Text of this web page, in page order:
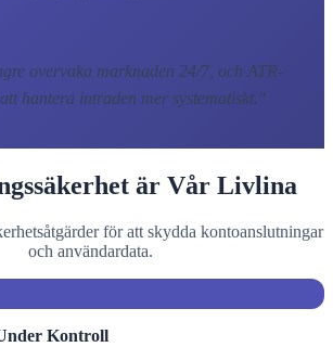
overvaka marknaden 24/7, och ATR-
hantera intraden mer systematiskt. "
är Vår Livlina
för att skydda kontoanslutningar
och användardata.
Kontroll